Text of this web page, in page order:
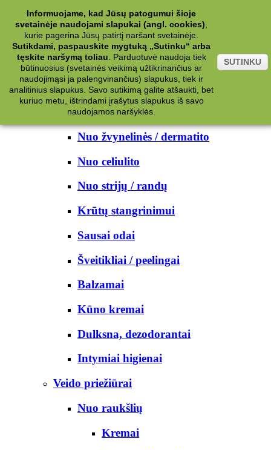
Kategorijos
Kosmetika
Kūno priežiūrai
Nuo prakaito
Kūno prausikliai
Nuo žvynelinės / dermatito
Nuo celiulito
Nuo strijų / randų
Krūtų stangrinimui
Sausai odai
Šveitikliai / peelingai
Balzamai
Kūno kremai
Dulksna, dezodorantai
Intymiai higienai
Veido priežiūrai
Nuo raukšlių
Kremai
Informuojame, kad Jūsų patogumui šioje
svetainėje naudojami slapukai (angl. cookies)
kurie pagerina Jūsų patirtį naršant svetainėje.
Sutikdami, paspauskite mygtuką „Sutinku“ arba
tęskite naršymą toliau
Parduotuvė naudoja tiek
būtinuosius (svetainės veikimą užtikrinančius ar
naudojimąsi ja palengvinančius) slapukus, tiek ir
analitinius slapukus. Savo sutikimą galite atšaukti, bet
kuriuo metu, ištrindami įrašytus slapukus iš savo
naudojamos naršyklės.
SUTINKU